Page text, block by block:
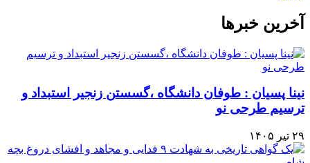
آخرین خبرها
نینا پسیان : طوفان دانشگاه ،گسستن زنجیر استبداد و
ترسیم طرحی نو
۲۹ تیر ۱۴۰۵